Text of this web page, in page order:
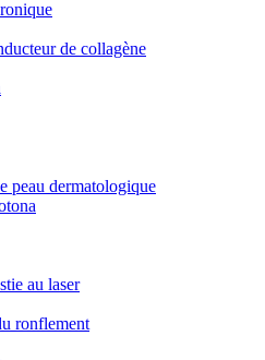
de collagène
peau dermatologique
au laser
ronflement